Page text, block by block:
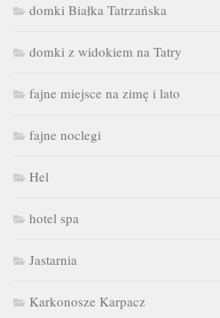
domki Białka Tatrzańska
domki z widokiem na Tatry
fajne miejsce na zimę i lato
fajne noclegi
Hel
hotel spa
Jastarnia
Karkonosze Karpacz